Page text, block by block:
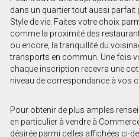
dans un quartier tout aussi
Style de vie. Faites votre choix
comme la proximité des
ou encore, la tranquillité du
transports en commun. Une fois
chaque inscription recevra une
niveau de correspondance à vos
Pour obtenir de plus amples
en particulier à vendre à
désirée parmi celles affichées ci-